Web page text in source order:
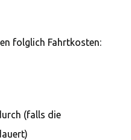
folglich Fahrtkosten:
(falls die